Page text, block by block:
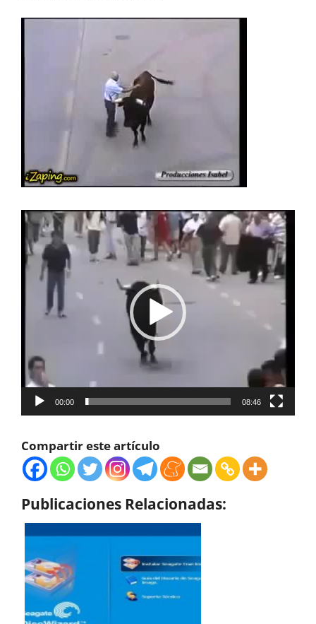
Reproductor
de
vídeo
00:00 08:46
Compartir este artículo
Publicaciones Relacionadas: